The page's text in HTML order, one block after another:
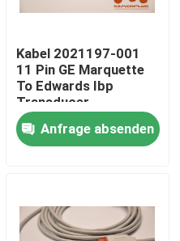
Kabel 2021197-001
11 Pin GE Marquette
To Edwards Ibp
Transducer
Anfrage absenden